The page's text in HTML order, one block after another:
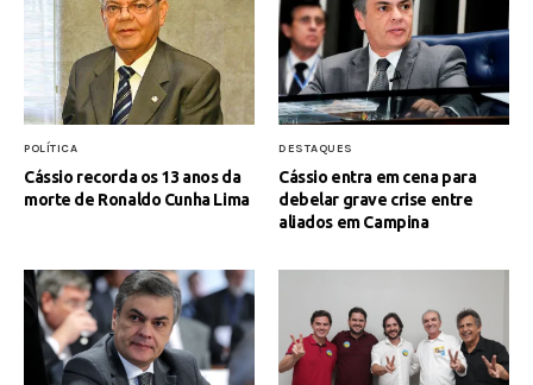
POLÍTICA
Cássio recorda os 13 anos da
morte de Ronaldo Cunha Lima
DESTAQUES
Cássio entra em cena para
debelar grave crise entre
aliados em Campina